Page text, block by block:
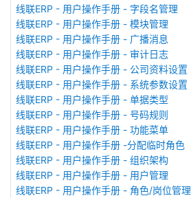
线联ERP - 用户操作手册 - 字段名管理
线联ERP - 用户操作手册 - 模块管理
线联ERP - 用户操作手册 - 广播消息
线联ERP - 用户操作手册 - 审计日志
线联ERP - 用户操作手册 - 公司资料设置
线联ERP - 用户操作手册 - 系统参数设置
线联ERP - 用户操作手册 - 单据类型
线联ERP - 用户操作手册 - 号码规则
线联ERP - 用户操作手册 - 功能菜单
线联ERP - 用户操作手册 -分配临时角色
线联ERP - 用户操作手册 - 组织架构
线联ERP - 用户操作手册 - 用户管理
线联ERP - 用户操作手册 - 角色/岗位管理